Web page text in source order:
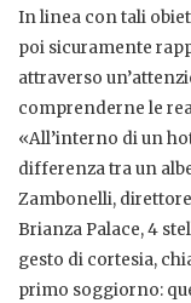
In linea con tali
poi sicuramente
attraverso
comprenderne le
«All’interno di un
differenza tra un
Zambonelli,
Brianza Palace, 4
gesto di cortesia,
primo soggiorno: